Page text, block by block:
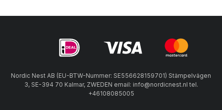
Nordic Nest AB (EU-BTW-Nummer: SE556628159701) Stämpelvägen
3, SE-394 70 Kalmar, ZWEDEN email: info@nordicnest.nl tel.
+46108085005